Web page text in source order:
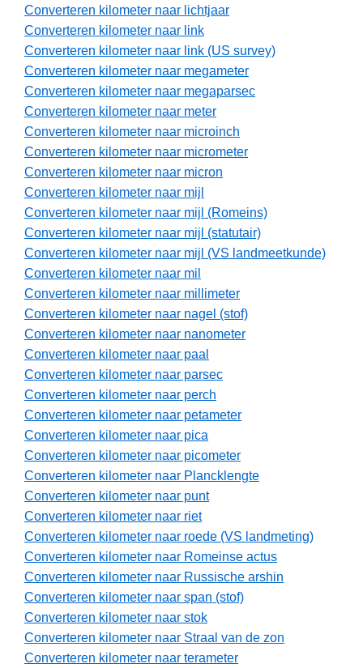
Converteren kilometer naar lichtjaar
Converteren kilometer naar link
Converteren kilometer naar link (US survey)
Converteren kilometer naar megameter
Converteren kilometer naar megaparsec
Converteren kilometer naar meter
Converteren kilometer naar microinch
Converteren kilometer naar micrometer
Converteren kilometer naar micron
Converteren kilometer naar mijl
Converteren kilometer naar mijl (Romeins)
Converteren kilometer naar mijl (statutair)
Converteren kilometer naar mijl (VS landmeetkunde)
Converteren kilometer naar mil
Converteren kilometer naar millimeter
Converteren kilometer naar nagel (stof)
Converteren kilometer naar nanometer
Converteren kilometer naar paal
Converteren kilometer naar parsec
Converteren kilometer naar perch
Converteren kilometer naar petameter
Converteren kilometer naar pica
Converteren kilometer naar picometer
Converteren kilometer naar Plancklengte
Converteren kilometer naar punt
Converteren kilometer naar riet
Converteren kilometer naar roede (VS landmeting)
Converteren kilometer naar Romeinse actus
Converteren kilometer naar Russische arshin
Converteren kilometer naar span (stof)
Converteren kilometer naar stok
Converteren kilometer naar Straal van de zon
Converteren kilometer naar terameter